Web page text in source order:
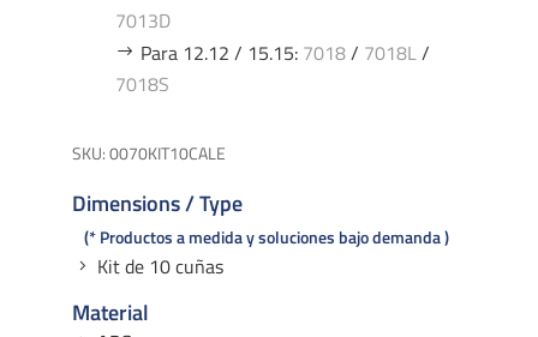
7013D
Para 12.12 / 15.15: 7018/ 7018L/
7018S
SKU:0070KIT10CALE
Dimensions / Type
* Productos a medida y soluciones bajo demanda
Kit de 10 cuñas
Material